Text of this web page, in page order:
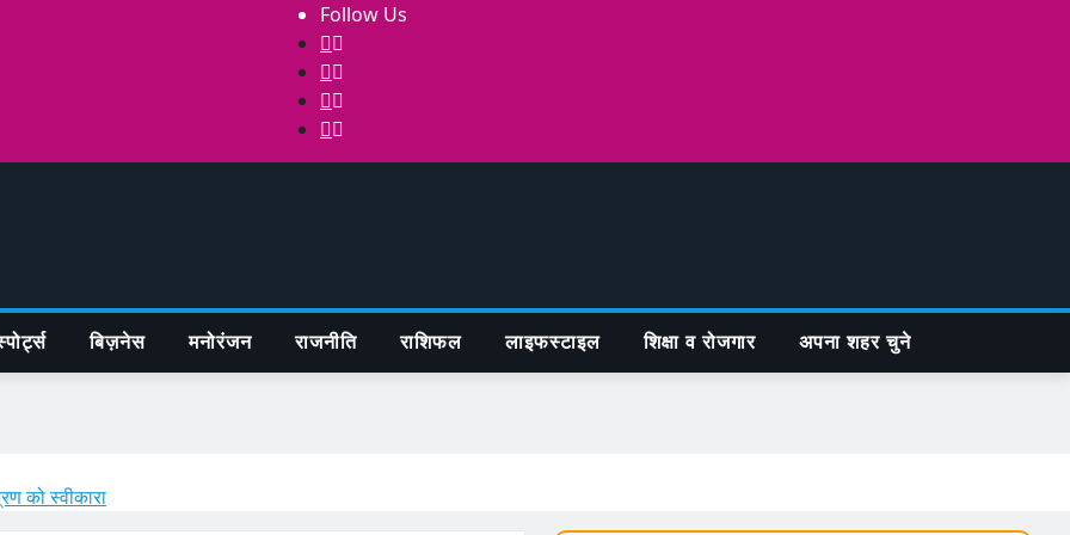
Follow Us
बिज़नेस मनोरंजन राजनीति राशिफल लाइफस्टाइल शिक्षा व रोजगार अपना शहर चुने
को स्वीकारा